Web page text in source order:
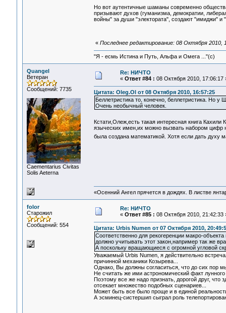
Но вот аутентичные шаманы современно
призывают духов (гуманизма, демократии,
войны" за души "электората", создают "имиджи"
« Последнее редактирование: 08 Октября 2010,
"Я - есмь Истина и Путь, Альфа и Омега ..."(с)
Quangel
Ветеран
Сообщений: 7735
Сaementarius Civitas
Solis Aeterna
Re: НИЧТО
« Ответ #84 : 08 Октября 2010, 17:06:17
Цитата: Oleg.Ol от 08 Октября 2010, 16:57:25
Беллетристика то, конечно, беллетристика. Но
Очень необычный человек.
Кстати,Олеж,есть такая интересная книга
языческих имен,их можно вызвать набором цифр
была создана математикой. Хотя если дать духу
«Осенний Ангел прячется в дождях. В листве
folor
Старожил
Сообщений: 554
Re: НИЧТО
« Ответ #85 : 08 Октября 2010, 21:42:33
Цитата: Urbis Numen от 07 Октября 2010,
Соответственно для рекогеренции макро-объекта
должно учитывать этот закон,например так же
А поскольку вращающиеся с огромной угловой
Уважаемый Urbis Numen, я действительно
причинной механики Козырева...
Однако, Вы должны согласиться, что до сих пор
Не считать же ими астрономический факт
Поэтому все же надо признать, дорогой друг, что
отсекает множество подобных сценариев...
Может быть все было проще и в единой
А эсминец-систершип сыграл роль